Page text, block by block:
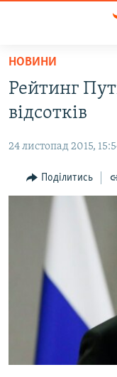
Перейти
основного
матеріалу
до
навігації
Перейти
ПОЛІТИКА
БЛОГИ
ПОГЛЯД
СПЕЦПРОЕКТИ
ДЕПОРТАЦІЯ
ВІДЕОУРОКИ «ELIFBE»
СВІДЧЕННЯ ОКУПАЦІЇ
ЯК ОБІЙТИ
Русский
Qırımtatar
НОВИНИ
Рейтинг
відсотків
24 листопад 2015,
Поділитись